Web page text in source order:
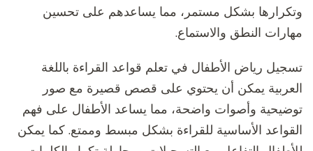
وتكرارها بشكل مستمر، مما يساعدهم على تحسين
مهارات النطق والاستماع.
تسجيل رياض الأطفال في تعلم قواعد القراءة باللغة
العربية يمكن أن يحتوي على قصص قصيرة مع صور
توضيحية وأصوات واضحة، مما يساعد الأطفال على فهم
القواعد الأساسية للقراءة بشكل مبسط وممتع. كما يمكن